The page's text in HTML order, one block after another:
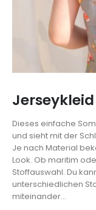
Dieses einfache
und sieht mit der
Je nach Material
Look. Ob maritim
Stoffauswahl. Du
unterschiedlichen
miteinander...